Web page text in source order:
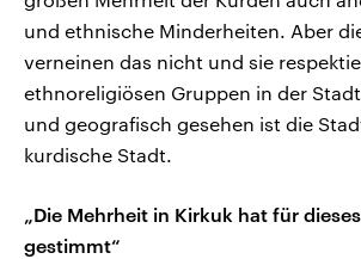
und ethnische Minderheiten. Aber
verneinen das nicht und sie
ethnoreligiösen Gruppen in der
und geografisch gesehen ist die
kurdische Stadt.
„Die Mehrheit in Kirkuk hat für
gestimmt“